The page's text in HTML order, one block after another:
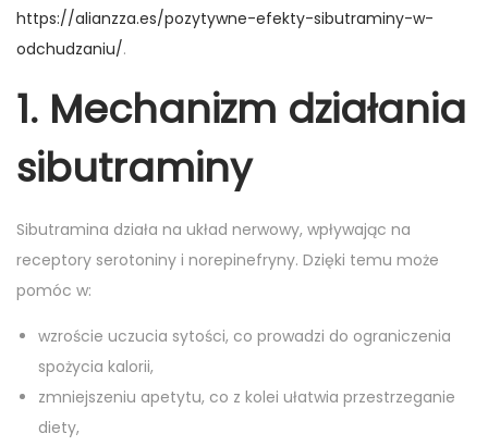
https://alianzza.es/pozytywne-efekty-sibutraminy-w-
odchudzaniu/.
1. Mechanizm działania
sibutraminy
Sibutramina działa na układ nerwowy, wpływając na
receptory serotoniny i norepinefryny. Dzięki temu może
pomóc w:
wzroście uczucia sytości, co prowadzi do ograniczenia
spożycia kalorii,
zmniejszeniu apetytu, co z kolei ułatwia przestrzeganie
diety,